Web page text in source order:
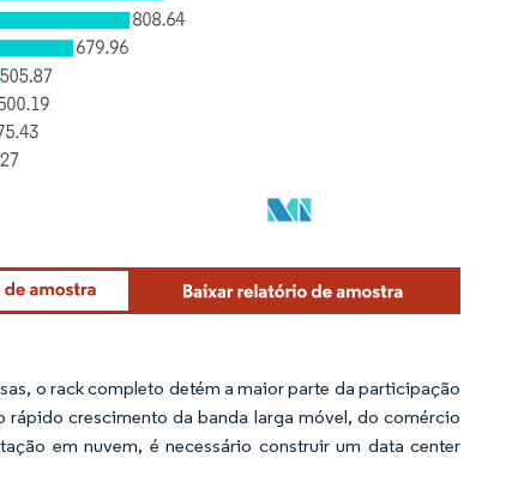
o rack completo detém a maior parte da participação
crescimento da banda larga móvel, do comércio
em nuvem, é necessário construir um data center